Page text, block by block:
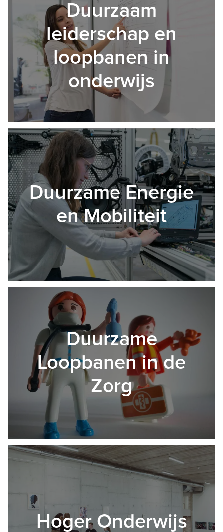
Duurzaam
leiderschap en
loopbanen in
onderwijs
Duurzame Energie
en Mobiliteit
Duurzame
Loopbanen in de
Zorg
Hoger Onderwijs